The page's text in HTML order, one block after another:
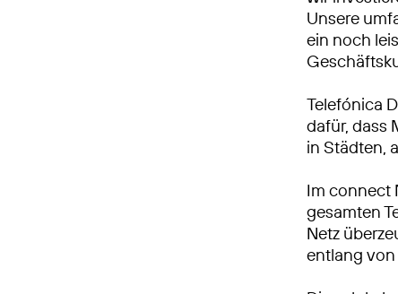
Unsere
ein noch
Telefónica
dafür, dass
in Städten,
Im connect
gesamten
Netz
entlang